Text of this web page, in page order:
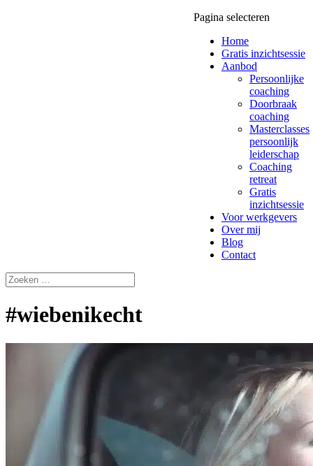
Pagina selecteren
Home
Gratis inzichtsessie
Aanbod
Persoonlijke
coaching
Doorbraak
coaching
Masterclasses
persoonlijk
leiderschap
Coaching
retreat
Gratis
inzichtsessie
Voor werkgevers
Over mij
Blog
Contact
#wiebenikecht